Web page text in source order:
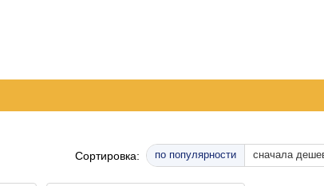
Сортировка: по популярности сначала